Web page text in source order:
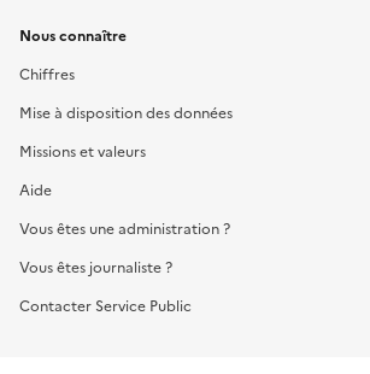
Nous connaître
Chiffres
Mise à disposition des données
Missions et valeurs
Aide
Vous êtes une administration ?
Vous êtes journaliste ?
Contacter Service Public